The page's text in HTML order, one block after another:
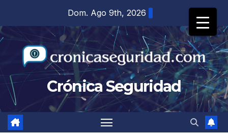
contenido
Dom. Ago 9th, 2026
Crónica Seguridad